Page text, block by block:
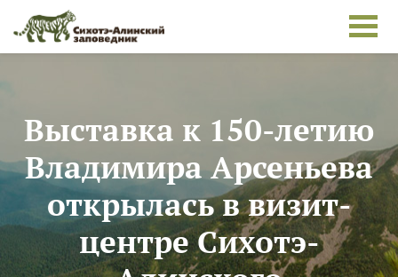
Перейти к основному содержанию
Выставка к 150-летию
Владимира Арсеньева
открылась в визит-
центре Сихотэ-